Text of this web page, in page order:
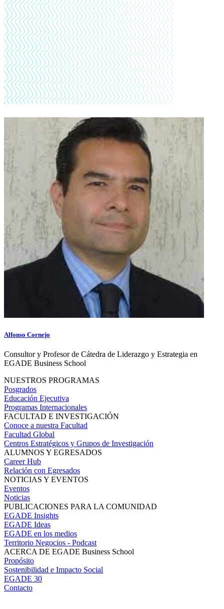
Alfonso Cornejo
Consultor y Profesor de Cátedra de Liderazgo y Estrategia en
EGADE Business School
NUESTROS PROGRAMAS
Posgrados
Educación Ejecutiva
Programas Internacionales
FACULTAD E INVESTIGACIÓN
Conoce a nuestra Facultad
Facultad Global
Centros Estratégicos y Grupos de Investigación
ALUMNOS Y EGRESADOS
Career Hub
Relación con Egresados
NOTICIAS Y EVENTOS
Eventos
Noticias
PUBLICACIONES PARA LA COMUNIDAD
EGADE Insights
EGADE Ideas
EGADE en los medios
Territorio Negocios - Podcast
ACERCA DE EGADE Business School
Propósito
Sostenibilidad e Impacto Social
EGADE 30
Contacto